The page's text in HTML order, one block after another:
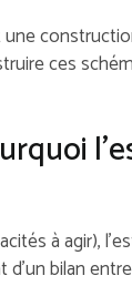
une
ces
à agir),
d’un bilan